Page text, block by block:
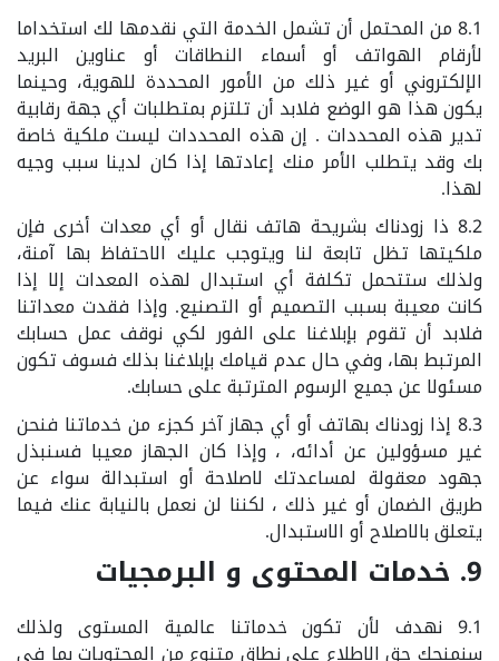
8.1 من المحتمل أن تشمل الخدمة التي نقدمها لك استخداما
لأرقام الهواتف أو أسماء النطاقات أو عناوين البريد
الإلكتروني أو غير ذلك من الأمور المحددة للهوية، وحينما
يكون هذا هو الوضع فلابد أن تلتزم بمتطلبات أي جهة رقابية
تدير هذه المحددات . إن هذه المحددات ليست ملكية خاصة
بك وقد يتطلب الأمر منك إعادتها إذا كان لدينا سبب وجيه
لهذا.
8.2 ذا زودناك بشريحة هاتف نقال أو أي معدات أخرى فإن
ملكيتها تظل تابعة لنا ويتوجب عليك الاحتفاظ بها آمنة،
ولذلك ستتحمل تكلفة أي استبدال لهذه المعدات إلا إذا
كانت معيبة بسبب التصميم أو التصنيع. وإذا فقدت معداتنا
فلابد أن تقوم بإبلاغنا على الفور لكي نوقف عمل حسابك
المرتبط بها، وفي حال عدم قيامك بإبلاغنا بذلك فسوف تكون
مسئولا عن جميع الرسوم المترتبة على حسابك.
8.3 إذا زودناك بهاتف أو أي جهاز آخر كجزء من خدماتنا فنحن
غير مسؤولين عن أدائه، ، وإذا كان الجهاز معيبا فسنبذل
جهود معقولة لمساعدتك لاصلاحة أو استبدالة سواء عن
طريق الضمان أو غير ذلك ، لكننا لن نعمل بالنيابة عنك فيما
يتعلق بالاصلاح أو الاستبدال.
9. خدمات المحتوى و البرمجيات
9.1 نهدف لأن تكون خدماتنا عالمية المستوى ولذلك
سنمنحك حق الإطلاع على نطاق متنوع من المحتويات بما في